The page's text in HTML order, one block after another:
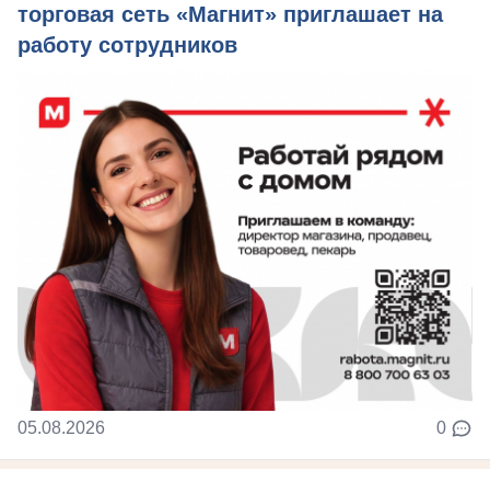
торговая сеть «Магнит» приглашает на
работу сотрудников
05.08.2026 0